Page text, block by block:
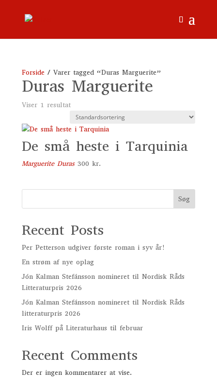
Forside/ Varer tagged “Duras Marguerite”
Duras Marguerite
Viser 1 resultat
De små heste i Tarquinia
Marguerite Duras 300 kr.
Søg
Recent Posts
Per Petterson udgiver første roman i syv år!
En strøm af nye oplag
Jón Kalman Stefánsson nomineret til Nordisk Råds
Litteraturpris 2026
Jón Kalman Stefánsson nomineret til Nordisk Råds
litteraturpris 2026
Iris Wolff på Literaturhaus til februar
Recent Comments
Der er ingen kommentarer at vise.